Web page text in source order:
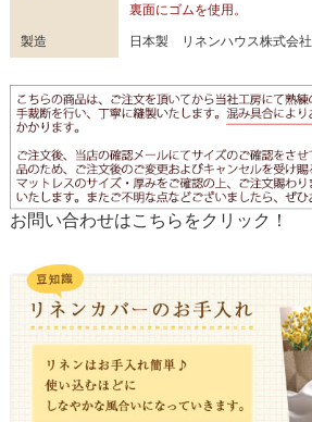
裏面にゴムを使用。
製造 日本製 リネンハウス株式会社
お問い合わせはこちらをクリック！